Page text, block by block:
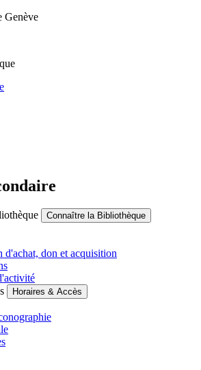
Connaître la Bibliothèque
d'achat, don et acquisition
Horaires & Accès